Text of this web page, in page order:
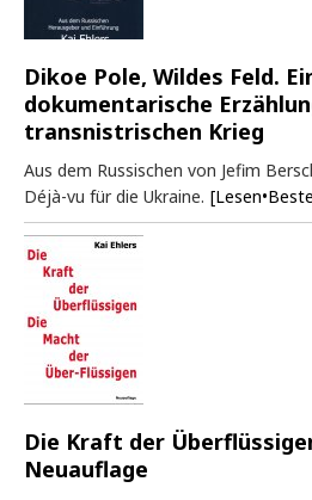
Dikoe Pole, Wildes Feld.
dokumentarische
transnistrischen Krieg
Aus dem Russischen von Jefim
Déjà-vu für die Ukraine.
Die Kraft der
Neuauflage